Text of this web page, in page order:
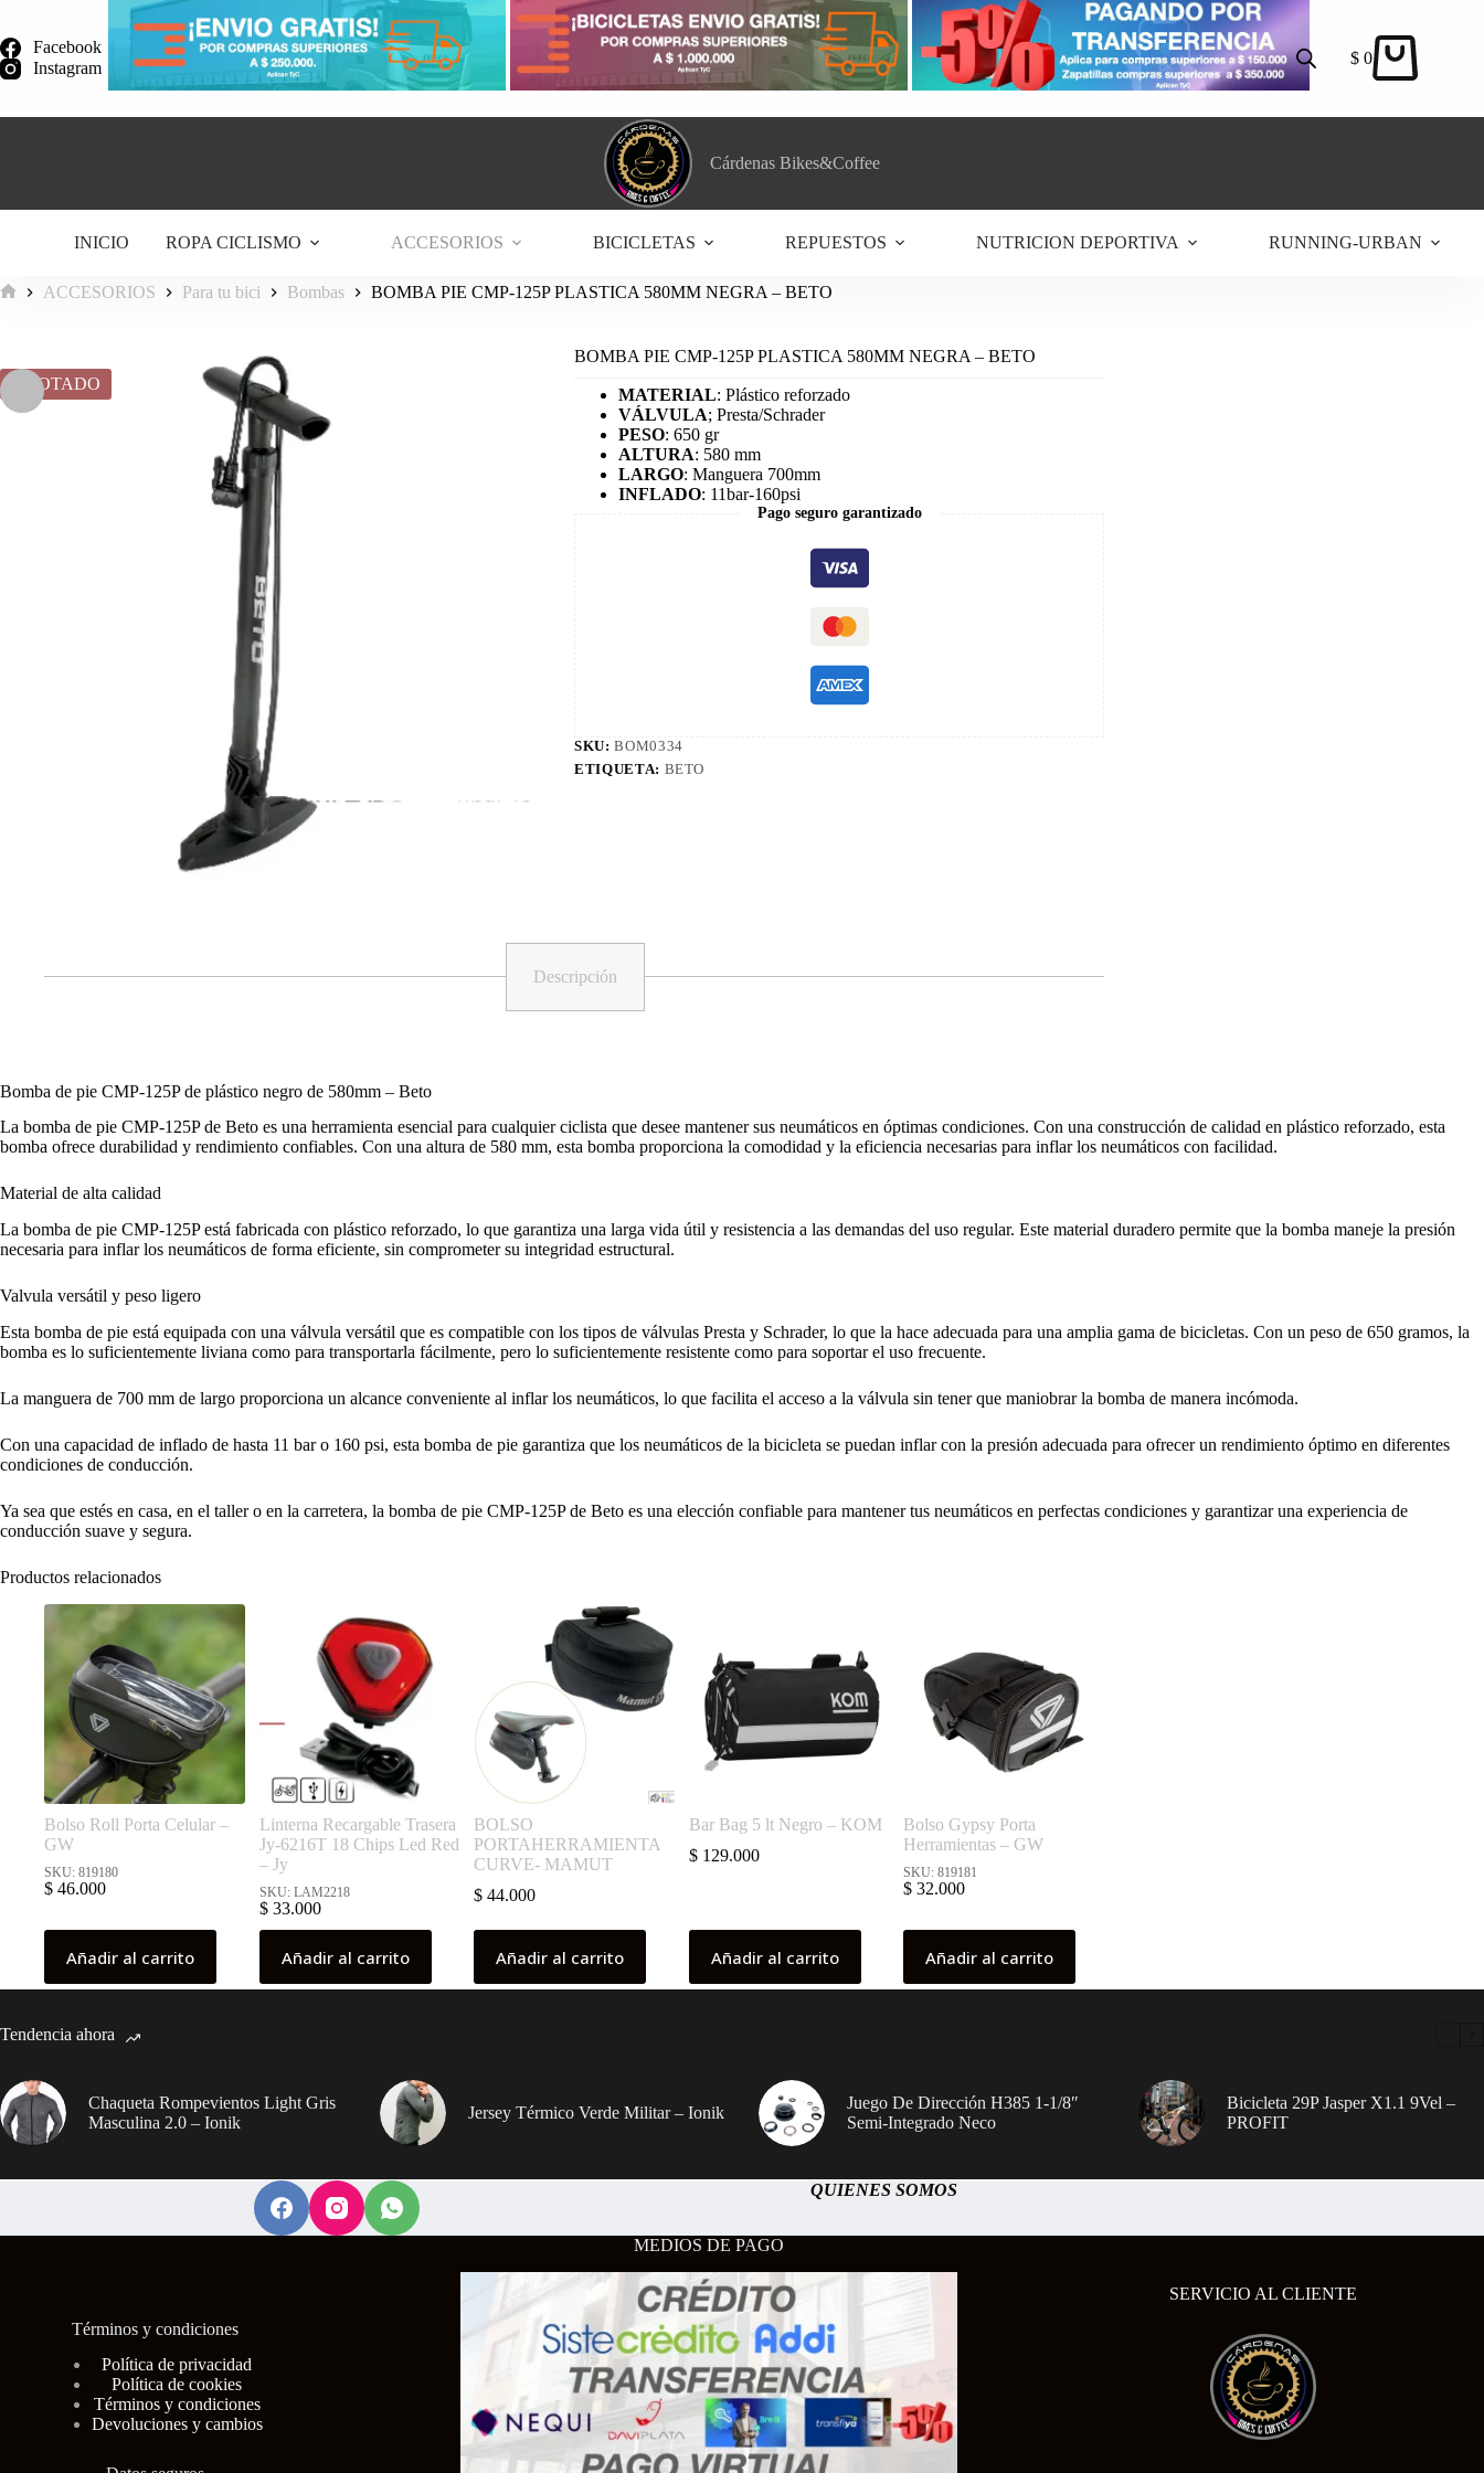
contenidoFacebook
Instagram
Carro
$ 0
Cárdenas Bikes&Coffee
INICIO ROPA CICLISMO ACCESORIOS BICICLETAS REPUESTOS NUTRICION DEPORTIVA RUNNING-URBAN
ACCESORIOS Para tu bici Bombas BOMBA PIE CMP-125P PLASTICA 580MM NEGRA – BETO
AGOTADO
BOMBA PIE CMP-125P PLASTICA 580MM NEGRA – BETO
MATERIAL: Plástico reforzado
VÁLVULA; Presta/Schrader
PESO: 650 gr
ALTURA: 580 mm
LARGO: Manguera 700mm
INFLADO: 11bar-160psi
Pago seguro garantizado
SKU:BOM0334
ETIQUETA: BETO
Descripción
Bomba de pie CMP-125P de plástico negro de 580mm – Beto
La bomba de pie CMP-125P de Beto es una herramienta esencial para cualquier ciclista que desee mantener sus neumáticos en óptimas condiciones. Con una construcción de calidad en plástico reforzado, esta
bomba ofrece durabilidad y rendimiento confiables. Con una altura de 580 mm, esta bomba proporciona la comodidad y la eficiencia necesarias para inflar los neumáticos con facilidad.
Material de alta calidad
La bomba de pie CMP-125P está fabricada con plástico reforzado, lo que garantiza una larga vida útil y resistencia a las demandas del uso regular. Este material duradero permite que la bomba maneje la presión
necesaria para inflar los neumáticos de forma eficiente, sin comprometer su integridad estructural.
Valvula versátil y peso ligero
Esta bomba de pie está equipada con una válvula versátil que es compatible con los tipos de válvulas Presta y Schrader, lo que la hace adecuada para una amplia gama de bicicletas. Con un peso de 650 gramos, la
bomba es lo suficientemente liviana como para transportarla fácilmente, pero lo suficientemente resistente como para soportar el uso frecuente.
La manguera de 700 mm de largo proporciona un alcance conveniente al inflar los neumáticos, lo que facilita el acceso a la válvula sin tener que maniobrar la bomba de manera incómoda.
Con una capacidad de inflado de hasta 11 bar o 160 psi, esta bomba de pie garantiza que los neumáticos de la bicicleta se puedan inflar con la presión adecuada para ofrecer un rendimiento óptimo en diferentes
condiciones de conducción.
Ya sea que estés en casa, en el taller o en la carretera, la bomba de pie CMP-125P de Beto es una elección confiable para mantener tus neumáticos en perfectas condiciones y garantizar una experiencia de
conducción suave y segura.
Productos relacionados
Bolso Roll Porta Celular –
GW
SKU: 819180
$ 46.000
Añadir al carrito
Linterna Recargable Trasera
Jy-6216T 18 Chips Led Red
– Jy
SKU: LAM2218
$33.000
Añadir al carrito
BOLSO
PORTAHERRAMIENTA
CURVE- MAMUT
$ 44.000
Añadir al carrito
Bar Bag 5 lt Negro – KOM
$129.000
Añadir al carrito
Bolso Gypsy Porta
Herramientas – GW
SKU: 819181
$ 32.000
Añadir al carrito
Tendencia ahora
Chaqueta Rompevientos Light Gris
Masculina 2.0 – Ionik
Jersey Térmico Verde Militar – Ionik
Juego De Dirección H385 1-1/8″
Semi-Integrado Neco
Bicicleta 29P Jasper X1.1 9Vel –
PROFIT
QUIENES SOMOS
Términos y condiciones
Política de privacidad
Política de cookies
Términos y condiciones
Devoluciones y cambios
MEDIOS DE PAGO
SERVICIO AL CLIENTE